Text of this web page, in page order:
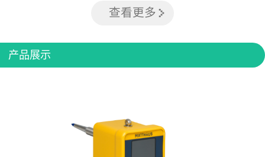
查看更多
产品展示